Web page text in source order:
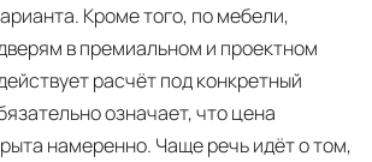
Кроме того, по мебели,
в премиальном и проектном
расчёт под конкретный
означает, что цена
намеренно. Чаще речь идёт о том,